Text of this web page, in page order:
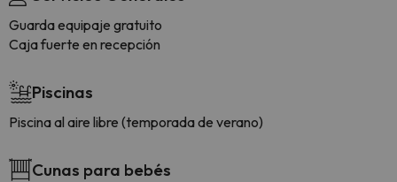
Guarda equipaje gratuito
Caja fuerte en recepción
Piscinas
Piscina al aire libre (temporada de verano)
Cunas para bebés